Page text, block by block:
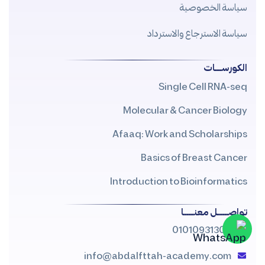
سياسة الخصوصية
سياسة الاسترجاع والاسترداد
الكورســــات
Single Cell RNA-seq
Molecular & Cancer Biology
Afaaq: Work and Scholarships
Basics of Breast Cancer
Introduction to Bioinformatics
تواصــــــل معنــــــا
01010931309
info@abdalfttah-academy.com